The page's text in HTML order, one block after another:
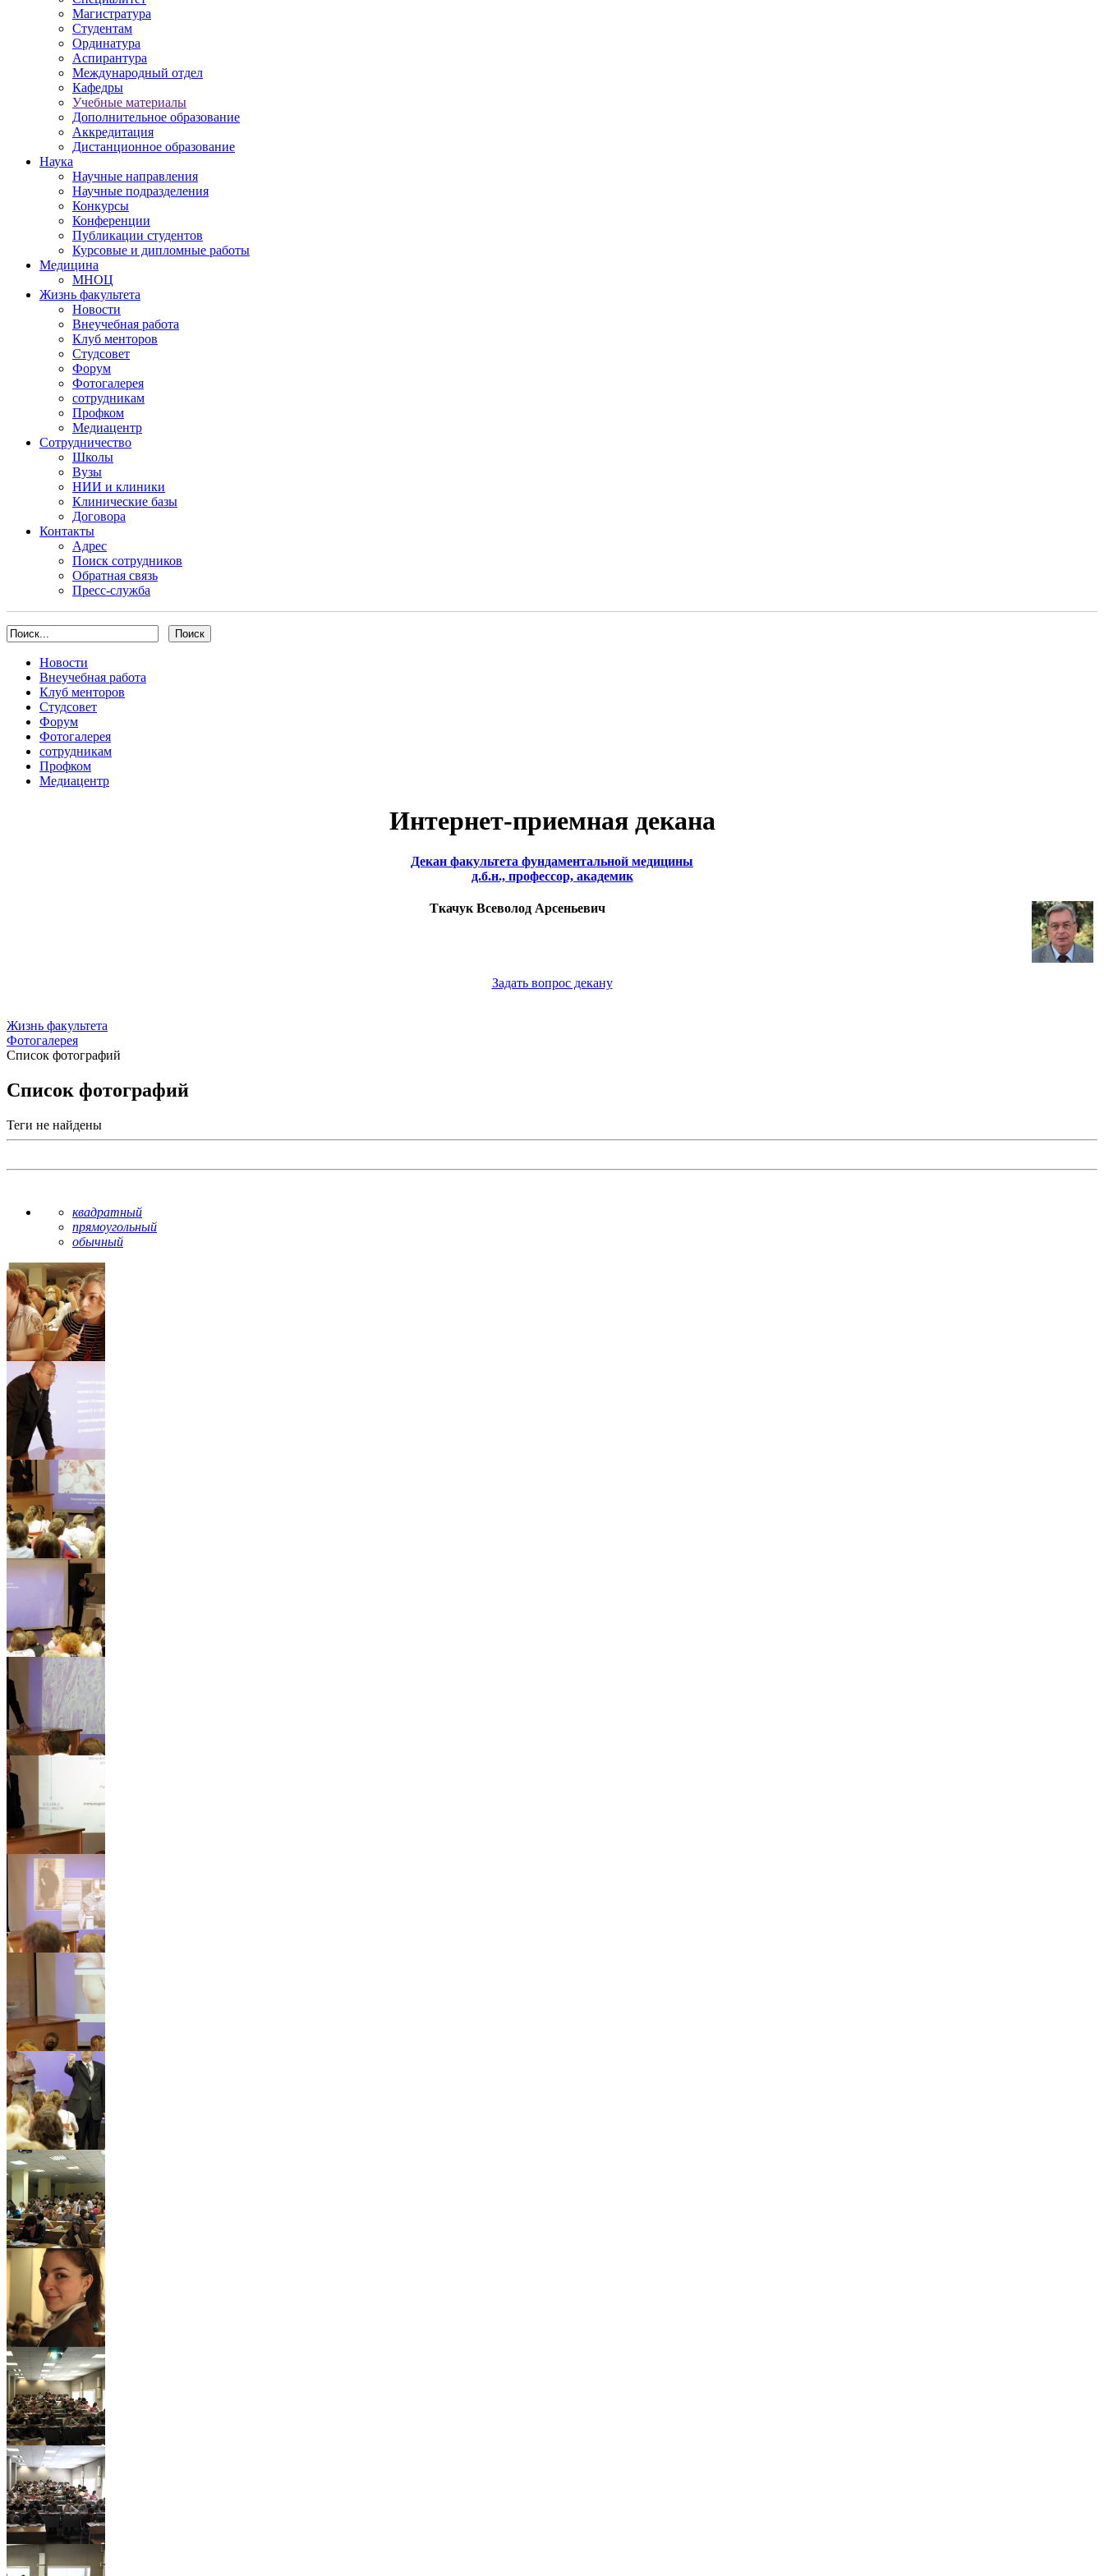
Магистратура
Студентам
Ординатура
Аспирантура
Международный отдел
Кафедры
Учебные материалы
Дополнительное образование
Аккредитация
Дистанционное образование
Наука
Научные направления
Научные подразделения
Конкурсы
Конференции
Публикации студентов
Курсовые и дипломные работы
Медицина
МНОЦ
Жизнь факультета
Новости
Внеучебная работа
Клуб менторов
Студсовет
Форум
Фотогалерея
сотрудникам
Профком
Медиацентр
Сотрудничество
Школы
Вузы
НИИ и клиники
Клинические базы
Договора
Контакты
Адрес
Поиск сотрудников
Обратная связь
Пресс-служба
Новости
Внеучебная работа
Клуб менторов
Студсовет
Форум
Фотогалерея
сотрудникам
Профком
Медиацентр
Интернет-приемная декана
Декан факультета фундаментальной медицины
д.б.н., профессор, академик
Ткачук Всеволод Арсеньевич
Задать вопрос декану
Жизнь факультета
Фотогалерея
Список фотографий
Список фотографий
Теги не найдены
квадратный
прямоугольный
обычный